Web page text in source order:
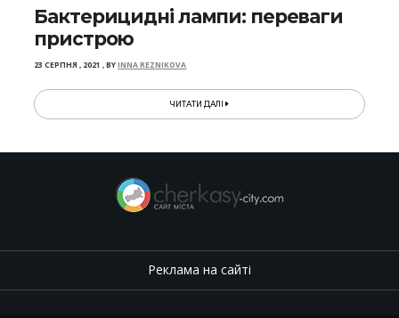
Бактерицидні лампи: переваги
пристрою
23 СЕРПНЯ , 2021 ,BYINNA REZNIKOVA
ЧИТАТИ ДАЛІ
Реклама на сайті